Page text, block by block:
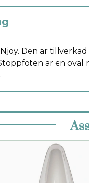
Den är
är en oval